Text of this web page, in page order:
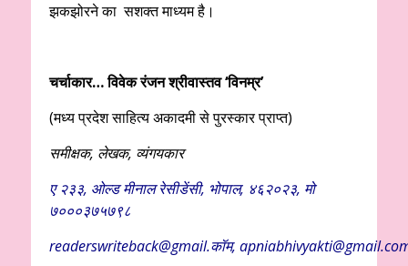
झकझोरने का सशक्त माध्यम है।
चर्चाकार… विवेक रंजन श्रीवास्तव ‘विनम्र’
(मध्य प्रदेश साहित्य अकादमी से पुरस्कार प्राप्त)
समीक्षक, लेखक, व्यंगयकार
ए २३३, ओल्ड मीनाल रेसीडेंसी, भोपाल, ४६२०२३, मो
७०००३७५७९८
readerswriteback@gmail.कॉम,